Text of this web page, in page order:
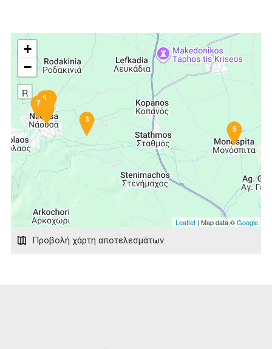
3
4
5
6
7
+
−
R
Leaflet | Map data ©Google
Προβολή χάρτη αποτελεσμάτων